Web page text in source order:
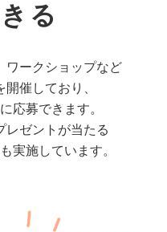
る
ワークショップなど
催しており、
応募できます。
レゼントが当たる
実施しています。